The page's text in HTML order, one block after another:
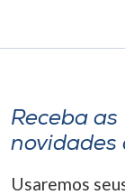
Receba as
novidades
Usaremos